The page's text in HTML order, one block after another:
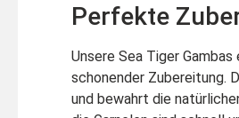
Perfekte
Unsere Sea Tiger
schonender Zubereitung.
und bewahrt die